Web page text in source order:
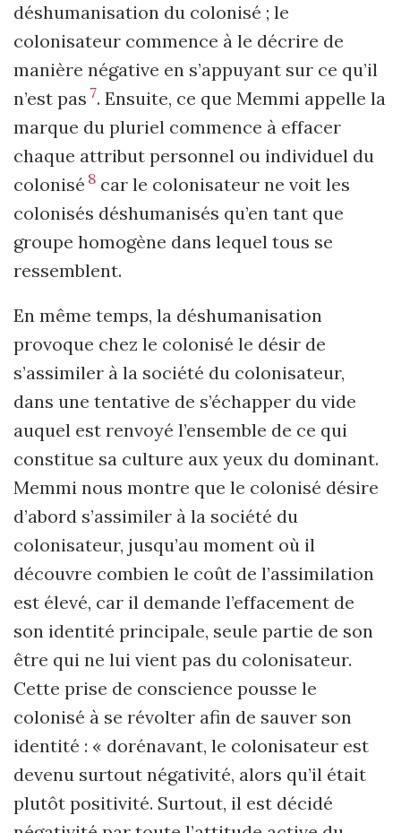
déshumanisation du colonisé ; le
colonisateur commence à le décrire de
manière négative en s’appuyant sur ce qu’il
n’est pas 7. Ensuite, ce que Memmi appelle la
marque du pluriel commence à effacer
chaque attribut personnel ou individuel du
colonisé 8 car le colonisateur ne voit les
colonisés déshumanisés qu’en tant que
groupe homogène dans lequel tous se
ressemblent.
En même temps, la déshumanisation
provoque chez le colonisé le désir de
s’assimiler à la société du colonisateur,
dans une tentative de s’échapper du vide
auquel est renvoyé l’ensemble de ce qui
constitue sa culture aux yeux du dominant.
Memmi nous montre que le colonisé désire
d’abord s’assimiler à la société du
colonisateur, jusqu’au moment où il
découvre combien le coût de l’assimilation
est élevé, car il demande l’effacement de
son identité principale, seule partie de son
être qui ne lui vient pas du colonisateur.
Cette prise de conscience pousse le
colonisé à se révolter afin de sauver son
identité : « dorénavant, le colonisateur est
devenu surtout négativité, alors qu’il était
plutôt positivité. Surtout, il est décidé